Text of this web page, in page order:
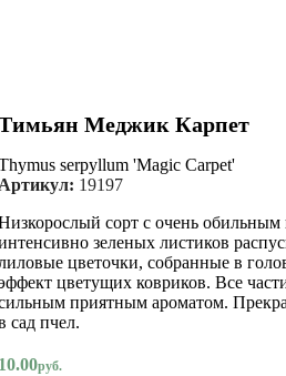
Меджик Карпет
serpyllum 'Magic Carpet'
19197
сорт с очень
зеленых листиков
цветочки, собранные в
цветущих ковриков. Все
приятным ароматом.
сад пчел.
руб.